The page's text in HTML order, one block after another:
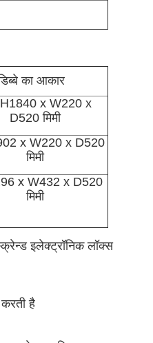
का आकार
x W220 x
D520 मिमी
x W220 x D520
मिमी
x W432 x D520
मिमी
इलेक्ट्रॉनिक लॉक्स
है